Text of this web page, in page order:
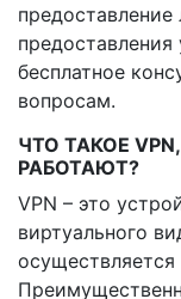
предоставление
бесплатное
вопросам.
ЧТО ТАКОЕ
РАБОТАЮТ?
VPN – это
виртуального
осуществляется